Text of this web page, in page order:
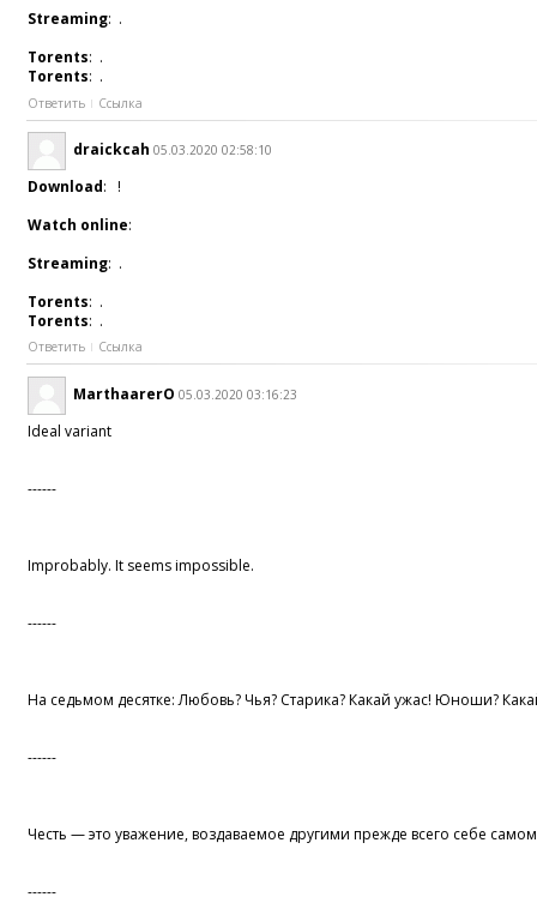
Streaming: .
Torents: .
Torents: .
Ответить Ссылка
draickcah 05.03.2020 02:58:10
Download: !
Watch online:
Streaming: .
Torents: .
Torents: .
Ответить Ссылка
MarthaarerO 05.03.2020 03:16:23
Ideal variant
------
Improbably. It seems impossible.
------
На седьмом десятке: Любовь? Чья? Старика? Какай ужас! Юноши?
------
Честь — это уважение, воздаваемое другими прежде всего себе
------